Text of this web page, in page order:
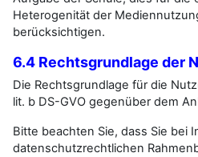
Heterogenität der
berücksichtigen.
6.4 Rechtsgrundlage der
Die Rechtsgrundlage für die
lit. b DS-GVO gegenüber dem
Bitte beachten Sie, dass Sie bei
datenschutzrechtlichen